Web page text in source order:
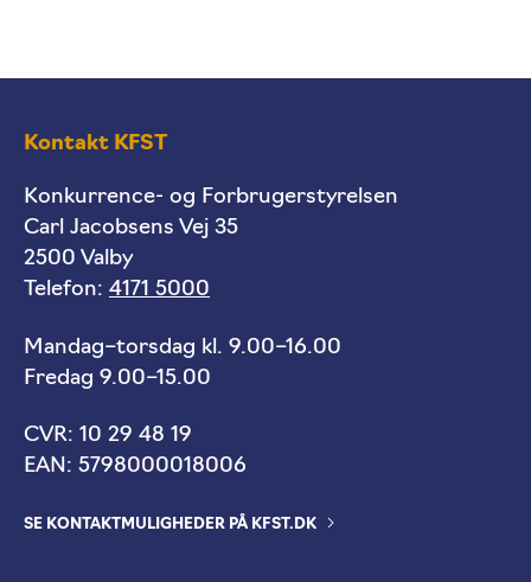
Kontakt KFST
Konkurrence- og Forbrugerstyrelsen
Carl Jacobsens Vej 35
2500 Valby
Telefon: 4171 5000
Mandag–torsdag kl. 9.00–16.00
Fredag 9.00–15.00
CVR: 10 29 48 19
EAN: 5798000018006
SE KONTAKTMULIGHEDER PÅ KFST.DK